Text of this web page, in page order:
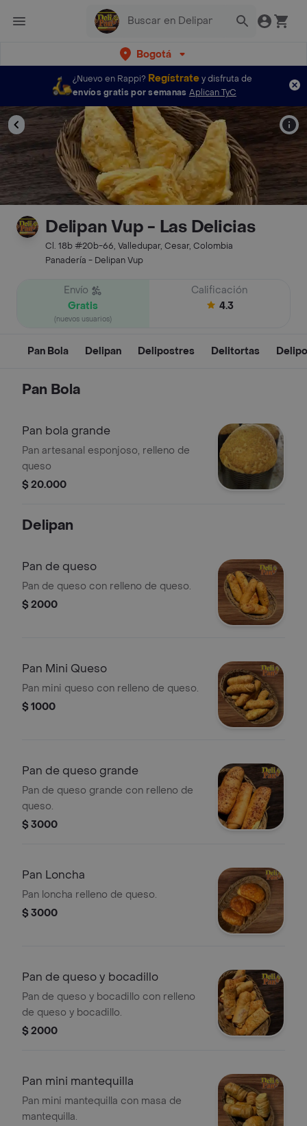
Bogotá
¿Nuevo en Rappi? Regístratey disfruta de
envíos gratis por semanas Aplican TyC
Delipan Vup - Las Delicias
Cl. 18b #20b-66, Valledupar, Cesar, Colombia
Panadería - Delipan Vup
Envío
Gratis
(nuevos usuarios)
Calificación
4.3
Pan Bola Delipan Delipostres Delitortas
Pan Bola
Pan bola grande
Pan artesanal esponjoso, relleno de
queso
$ 20.000
Delipan
Pan de queso
Pan de queso con relleno de queso.
$ 2000
Pan Mini Queso
Pan mini queso con relleno de queso.
$ 1000
Pan de queso grande
Pan de queso grande con relleno de
queso.
$ 3000
Pan Loncha
Pan loncha relleno de queso.
$ 3000
Pan de queso y bocadillo
Pan de queso y bocadillo con relleno
de queso y bocadillo.
$ 2000
Pan mini mantequilla
Pan mini mantequilla con masa de
mantequilla.